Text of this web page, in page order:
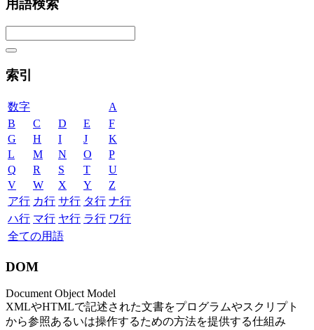
用語検索
索引
数字
A
B
C D E
F
G
H I J
K
L
M N O
P
Q
R S T
U
V
W X Y
Z
ア行 カ行 サ行 タ行 ナ行
ハ行 マ行 ヤ行 ラ行 ワ行
全ての用語
DOM
Document Object Model
XMLやHTMLで記述された文書をプログラムやスクリプト
から参照あるいは操作するための方法を提供する仕組み